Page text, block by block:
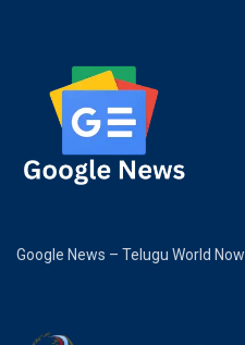
Google News – Telugu World Now